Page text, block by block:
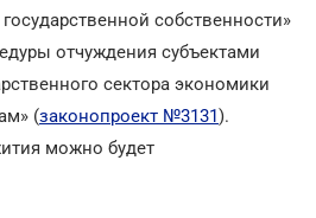
собственности»
отчуждения субъектами
сектора экономики
(законопроект №3131).
можно будет